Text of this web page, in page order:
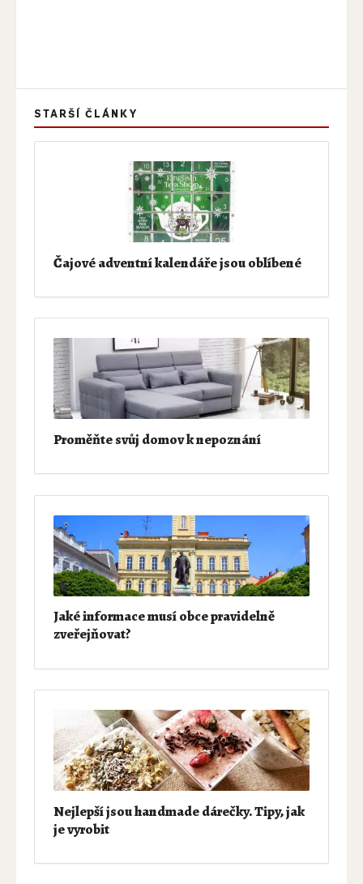
STARŠÍ ČLÁNKY
Čajové adventní kalendáře jsou oblíbené
Proměňte svůj domov k nepoznání
Jaké informace musí obce pravidelně
zveřejňovat?
Nejlepší jsou handmade dárečky. Tipy, jak
je vyrobit